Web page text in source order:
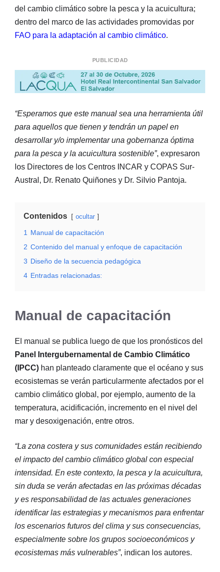
del cambio climático sobre la pesca y la acuicultura;
dentro del marco de las actividades promovidas por
FAO para la adaptación al cambio climático.
PUBLICIDAD
“Esperamos que este manual sea una herramienta útil
para aquellos que tienen y tendrán un papel en
desarrollar y/o implementar una gobernanza óptima
para la pesca y la acuicultura sostenible”, expresaron
los Directores de los Centros INCAR y COPAS Sur-
Austral, Dr. Renato Quiñones y Dr. Silvio Pantoja.
Contenidos ocultar
1 Manual de capacitación
2 Contenido del manual y enfoque de capacitación
3 Diseño de la secuencia pedagógica
4 Entradas relacionadas:
Manual de capacitación
El manual se publica luego de que los pronósticos del
Panel Intergubernamental de Cambio Climático
(IPCC) han planteado claramente que el océano y sus
ecosistemas se verán particularmente afectados por el
cambio climático global, por ejemplo, aumento de la
temperatura, acidificación, incremento en el nivel del
mar y desoxigenación, entre otros.
“La zona costera y sus comunidades están recibiendo
el impacto del cambio climático global con especial
intensidad. En este contexto, la pesca y la acuicultura,
sin duda se verán afectadas en las próximas décadas
y es responsabilidad de las actuales generaciones
identificar las estrategias y mecanismos para enfrentar
los escenarios futuros del clima y sus consecuencias,
especialmente sobre los grupos socioeconómicos y
ecosistemas más vulnerables”, indican los autores.